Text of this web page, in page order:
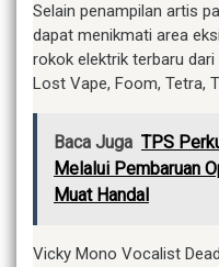
Selain penampilan artis
dapat menikmati area
rokok elektrik terbaru
Lost Vape, Foom, Tetra,
Baca Juga TPS
Melalui Pembaruan
Muat Handal
Vicky Mono Vocalist